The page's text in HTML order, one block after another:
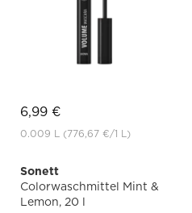
6,99 €
0.009 L (776,67 €/1 L)
Sonett
Colorwaschmittel Mint &
Lemon, 20 l